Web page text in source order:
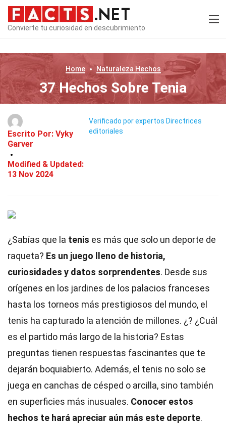
Convierte tu curiosidad en descubrimiento
Home Naturaleza Hechos
37 Hechos Sobre Tenia
Escrito Por: Vyky
Garver
Modified & Updated:
13 Nov 2024
Verificado por expertos Directrices
editoriales
¿Sabías que la tenis es más que solo un deporte de
raqueta? Es un juego lleno de historia,
curiosidades y datos sorprendentes. Desde sus
orígenes en los jardines de los palacios franceses
hasta los torneos más prestigiosos del mundo, el
tenis ha capturado la atención de millones. ¿? ¿Cuál
es el partido más largo de la historia? Estas
preguntas tienen respuestas fascinantes que te
dejarán boquiabierto. Además, el tenis no solo se
juega en canchas de césped o arcilla, sino también
en superficies más inusuales. Conocer estos
hechos te hará apreciar aún más este deporte.